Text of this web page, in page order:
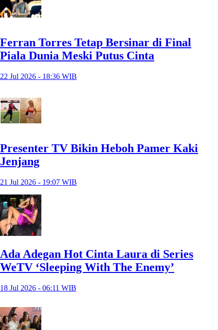
Ferran Torres Tetap Bersinar di Final
Piala Dunia Meski Putus Cinta
22 Jul 2026 - 18:36 WIB
Presenter TV Bikin Heboh Pamer Kaki
Jenjang
21 Jul 2026 - 19:07 WIB
Ada Adegan Hot Cinta Laura di Series
WeTV ‘Sleeping With The Enemy’
18 Jul 2026 - 06:11 WIB